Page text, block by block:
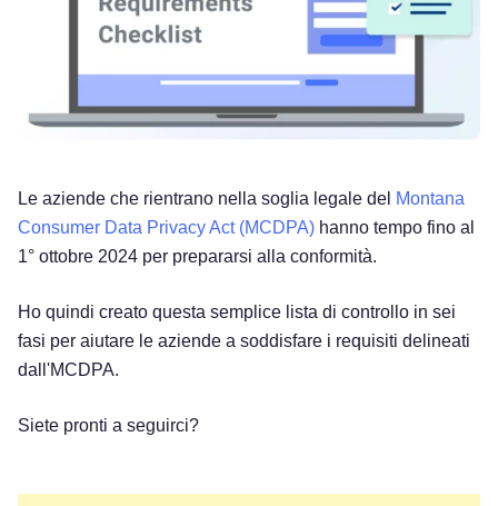
Le aziende che rientrano nella soglia legale del Montana
Consumer Data Privacy Act (MCDPA) hanno tempo fino al
1° ottobre 2024 per prepararsi alla conformità.
Ho quindi creato questa semplice lista di controllo in sei
fasi per aiutare le aziende a soddisfare i requisiti delineati
dall'MCDPA.
Siete pronti a seguirci?